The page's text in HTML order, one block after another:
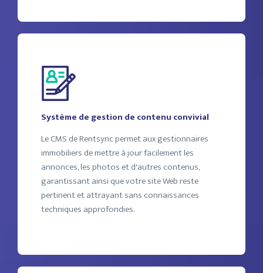
Système de gestion de contenu convivial
Le CMS de Rentsync permet aux gestionnaires
immobiliers de mettre à jour facilement les
annonces, les photos et d'autres contenus,
garantissant ainsi que votre site Web reste
pertinent et attrayant sans connaissances
techniques approfondies.